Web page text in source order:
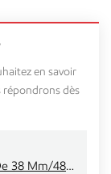
en savoir
répondrons dès
Roues D'échafaudage Réglables À Tige De 38 Mm/48 Mm Pour Tube De 48,3 Mm